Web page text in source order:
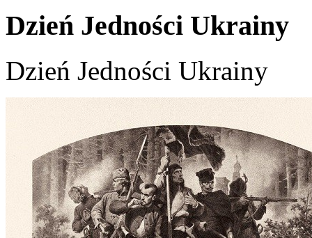
Dzień Jedności Ukrainy
Dzień Jedności Ukrainy